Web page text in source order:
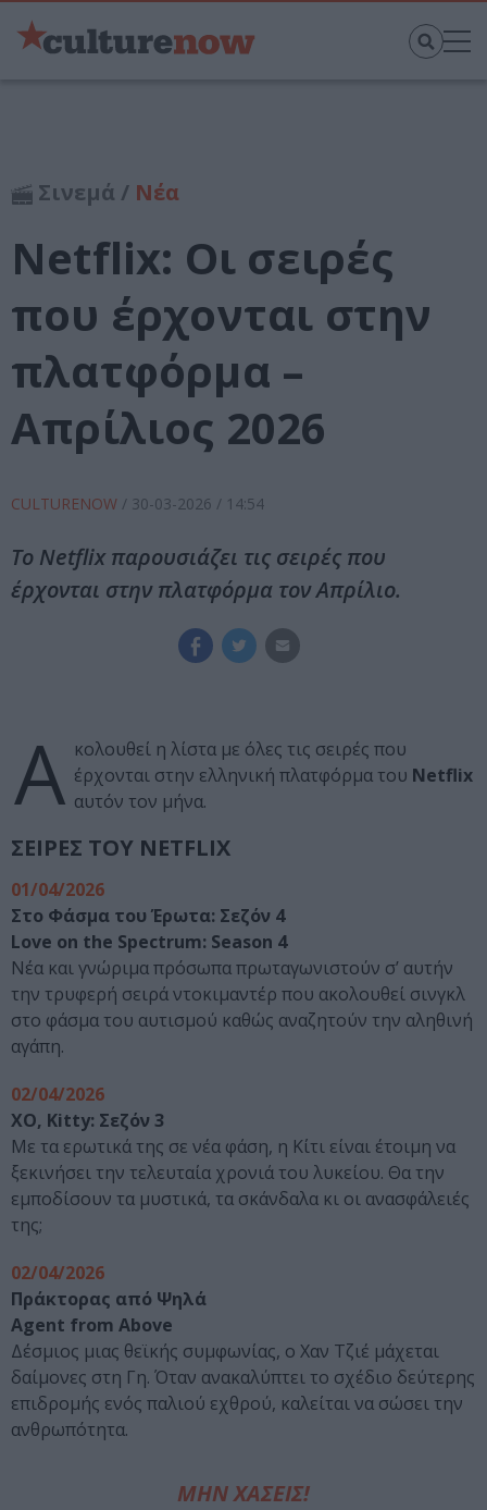
Σινεμά / Νέα
Netflix: Οι σειρές
που έρχονται στην
πλατφόρμα –
Απρίλιος 2026
CULTURENOW / 30-03-2026 / 14:54
Το Netflix παρουσιάζει τις σειρές που
έρχονται στην πλατφόρμα τον Απρίλιο.
Α κολουθεί η λίστα με όλες τις σειρές που
έρχονται στην ελληνική πλατφόρμα του Netflix
αυτόν τον μήνα.
ΣΕΙΡΕΣ ΤΟΥ NETFLIX
01/04/2026
Στο Φάσμα του Έρωτα: Σεζόν 4
Love on the Spectrum: Season 4
Νέα και γνώριμα πρόσωπα πρωταγωνιστούν σ’ αυτήν
την τρυφερή σειρά ντοκιμαντέρ που ακολουθεί σινγκλ
στο φάσμα του αυτισμού καθώς αναζητούν την αληθινή
αγάπη.
02/04/2026
XO, Kitty: Σεζόν 3
Με τα ερωτικά της σε νέα φάση, η Κίτι είναι έτοιμη να
ξεκινήσει την τελευταία χρονιά του λυκείου. Θα την
εμποδίσουν τα μυστικά, τα σκάνδαλα κι οι ανασφάλειές
της;
02/04/2026
Πράκτορας από Ψηλά
Agent from Above
Δέσμιος μιας θεϊκής συμφωνίας, ο Χαν Τζιέ μάχεται
δαίμονες στη Γη. Όταν ανακαλύπτει το σχέδιο δεύτερης
επιδρομής ενός παλιού εχθρού, καλείται να σώσει την
ανθρωπότητα.
ΜΗΝ ΧΑΣΕΙΣ!